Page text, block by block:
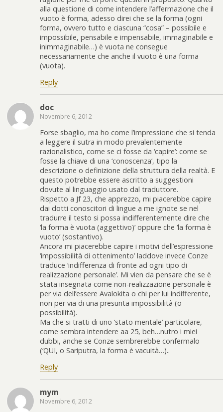
alla questione di come intendere l’affermazione che il
vuoto è forma, adesso direi che se la forma (ogni
forma, ovvero tutto e ciascuna “cosa” – possibile e
impossibile, pensabile e impensabile, immaginabile e
inimmaginabile…) è vuota ne consegue
necessariamente che anche il vuoto è una forma
(vuota).
Reply
doc
Novembre 6, 2012
Forse sbaglio, ma ho come l’impressione che si tenda
a leggere il sutra in modo prevalentemente
razionalistico, come se ci fosse da ‘capire’: come se
fosse la chiave di una ‘conoscenza’, tipo la
descrizione o definizione della struttura della realtà. E
questo potrebbe essere ascritto a suggestioni
dovute al linguaggio usato dal traduttore.
Rispetto a Jf 23, che apprezzo, mi piacerebbe capire
dai dotti conoscitori di lingue a me ignote se nel
tradurre il testo si possa indifferentemente dire che
‘la forma è vuota (aggettivo)’ oppure che ‘la forma è
vuoto’ (sostantivo).
Ancora mi piacerebbe capire i motivi dell’espressione
‘impossibilità di ottenimento’ laddove invece Conze
traduce ‘indifferenza di fronte ad ogni tipo di
realizzazione personale’. Mi vien da pensare che se è
stata insegnata come non-realizzazione personale è
per via dell’essere Avalokita o chi per lui indifferente,
non per via di una presunta impossibilità (o
possibilità).
Ma che si tratti di uno ‘stato mentale’ particolare,
come sembra intendere aa 25, beh…nutro i miei
dubbi, anche se Conze sembrerebbe confermalo
(‘QUI, o Sariputra, la forma è vacuità…)..
Reply
mym
Novembre 6, 2012